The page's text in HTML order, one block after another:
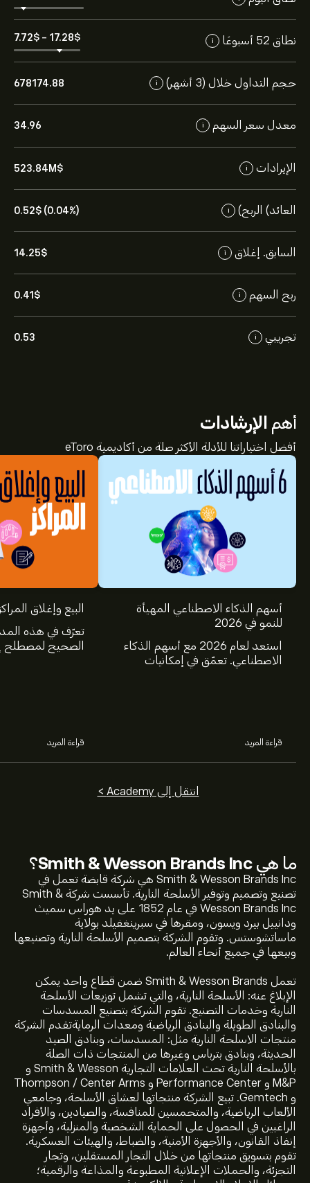
نطاق 52 أسبوعًا i
7.72‎$‎ - 17.28‎$‎
حجم التداول خلال (3 أشهر) i
678174.88
معدل سعر السهم i
34.96
الإيرادات i
523.84M‎$‎
العائد) الربح) i
0.52‎$‎ (0.04%)
السابق. إغلاق i
14.25‎$‎
ربح السهم i
0.41‎$‎
تجريبي i
0.53
ما هيSmith & Wesson Brands Inc؟
Smith & Wesson Brands Inc هي شركة قابضة تعمل في
تصنيع وتصميم وتوفير الأسلحة النارية. تأسست شركة Smith &
Wesson Brands Inc في عام 1852 على يد هوراس سميث
ودانييل بيرد ويسون، ومقرها في سبرينغفيلد بولاية
ماساتشوستس. وتقوم الشركة بتصميم الأسلحة النارية وتصنيعها
وبيعها في جميع أنحاء العالم.
تعمل Smith & Wesson Brands ضمن قطاع واحد يمكن
الإبلاغ عنه: الأسلحة النارية، والتي تشمل توزيعات الأسلحة
النارية وخدمات التصنيع. تقوم الشركة بتصنيع المسدسات
والبنادق الطويلة والبنادق الرياضية ومعدات الرمايةتقدم الشركة
منتجات الاسلحة النارية مثل: المسدسات، وبنادق الصيد
الحديثة، وبنادق بترباس وغيرها من المنتجات ذات الصلة
بالأسلحة النارية تحت العلامات التجارية Smith & Wesson و
M&P و Performance Center و Thompson / Center Arms
و Gemtech. تبيع الشركة منتجاتها لعشاق الأسلحة، وجامعي
الألعاب الرياضية، والمتحمسين للمنافسة، والصيادين، والأفراد
الراغبين في الحصول على الحماية الشخصية والمنزلية، وأجهزة
إنفاذ القانون، والأجهزة الأمنية، والضباط، والهيئات العسكرية.
تقوم بتسويق منتجاتها من خلال التجار المستقلين، وتجار
التجزئة، والحملات الإعلانية المطبوعة والمذاعة والرقمية؛
أهم الإرشادات
أفضل اختياراتنا للأدلة الأكثر صلة من أكاديمية eToro
أسهم الذكاء الاصطناعي المهيأة
للنمو في 2026
استعد لعام 2026 مع أسهم الذكاء
الاصطناعي. تعمّق في إمكانيات
قراءة المزيد
البيع وإغلاق
تعرّف في هذه
الصحيح لمصطلح
قراءة المزيد
انتقل إلى Academy >